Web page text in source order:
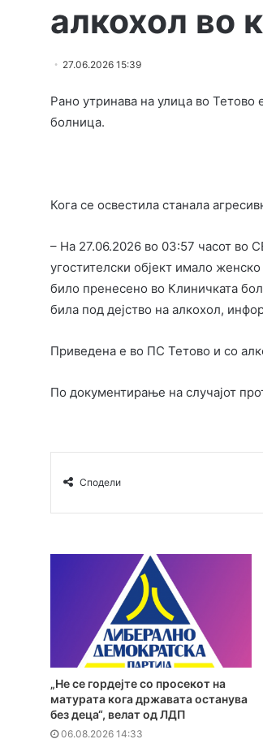
алкохол во
27.06.2026 15:39
Рано утринава на улица во
болница.
Кога се освестила станала
– На 27.06.2026 во 03:57 часот во
угостителски објект имало
било пренесено во Клиничката
била под дејство на алкохол,
Приведена е во ПС Тетово и со
По документирање на случајот
Сподели
„Не се гордејте со просекот на
матурата кога државата останува
без деца“, велат од ЛДП
06.08.2026 14:33